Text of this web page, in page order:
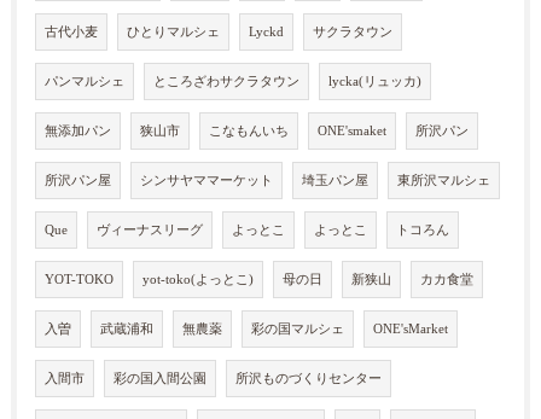
古代小麦 ひとりマルシェ Lyckd サクラタウン
パンマルシェ ところざわサクラタウン lycka(リュッカ)
無添加パン 狭山市 こなもんいち ONE'smaket 所沢パン
所沢パン屋 シンサヤママーケット 埼玉パン屋 東所沢マルシェ
Que ヴィーナスリーグ よっとこ よっとこ トコろん
YOT-TOKO yot-toko(よっとこ) 母の日 新狭山 カカ食堂
入曽 武蔵浦和 無農薬 彩の国マルシェ ONE'sMarket
入間市 彩の国入間公園 所沢ものづくりセンター